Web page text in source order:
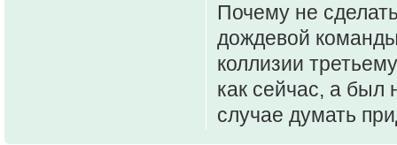
Почему не
дождевой
коллизии
как сейчас, а был
случае думать